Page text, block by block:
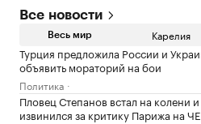
Все новости
Весь мир Карелия
Турция предложила России и
объявить мораторий на бои
Политика
Пловец Степанов встал на колени и
извинился за критику Парижа на ЧЕ